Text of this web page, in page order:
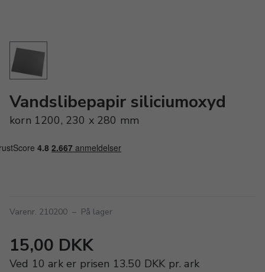
Vandslibepapir siliciumoxyd
korn 1200, 230 x 280 mm
Varenr. 210200 – På lager
15,00 DKK
Ved 10 arker prisen 13.50 DKK pr.ark